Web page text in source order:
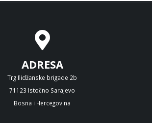
ADRESA
Trg Ilidžanske brigade 2b
71123 Istočno Sarajevo
Bosna i Hercegovina